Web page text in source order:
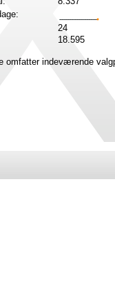
24
18.595
omfatter indeværende